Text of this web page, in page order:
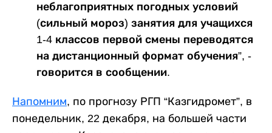
неблагоприятных погодных условий
(сильный мороз) занятия для учащихся
1-4 классов первой смены переводятся
на дистанционный формат обучения”, -
говорится в сообщении.
Напомним, по прогнозу РГП “Казгидромет”, в
понедельник, 22 декабря, на большей части